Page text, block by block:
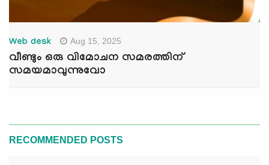
Web desk Aug 15, 2025
വീണ്ടും ഒരു വിമോചന സമരത്തിന്
സമയമാവുന്നുവോ
RECOMMENDED POSTS